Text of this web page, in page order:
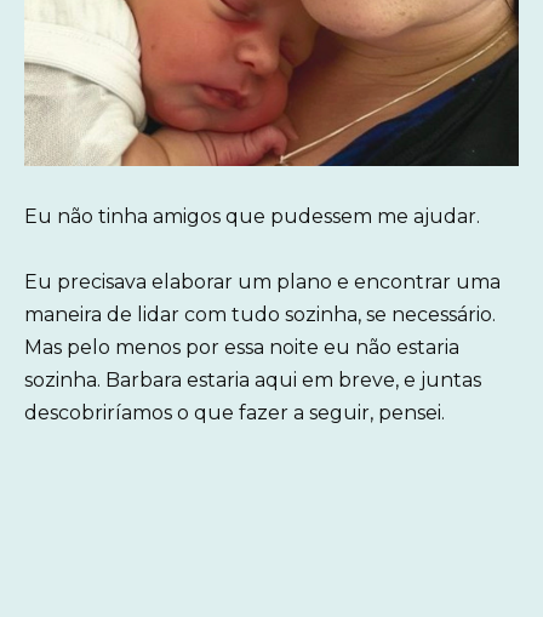
Eu não tinha amigos que pudessem me ajudar.
Eu precisava elaborar um plano e encontrar uma
maneira de lidar com tudo sozinha, se necessário.
Mas pelo menos por essa noite eu não estaria
sozinha. Barbara estaria aqui em breve, e juntas
descobriríamos o que fazer a seguir, pensei.